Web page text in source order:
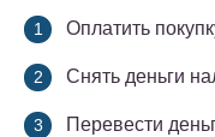
Оплатить
Снять деньги
Перевести